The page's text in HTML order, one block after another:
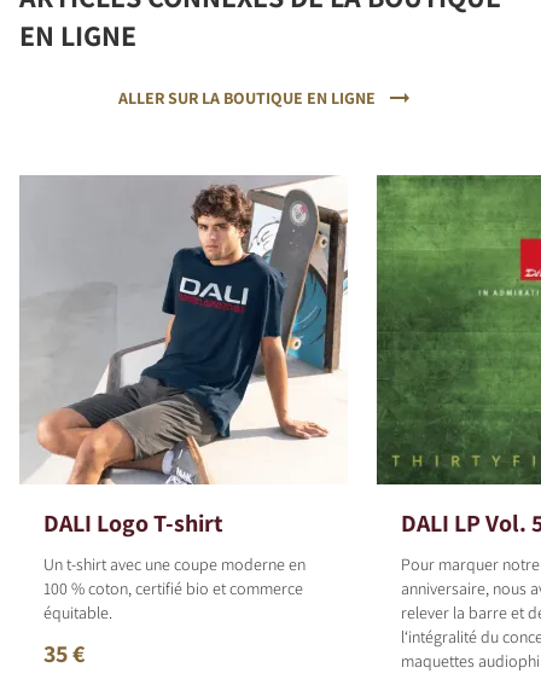
EN LIGNE
ALLER SUR LA BOUTIQUE EN LIGNE
DALI Logo T-shirt
Un t-shirt avec une coupe moderne en
100 % coton, certifié bio et commerce
équitable.
35 €
DALI LP Vol.
Pour marquer
anniversaire, nous
relever la barre et
l‘intégralité du
maquettes